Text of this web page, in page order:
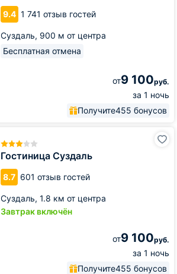
9.4 1 741 отзыв гостей
Суздаль, 900 м от центра
Бесплатная отмена
от9 100руб.
за 1 ночь
Получите455 бонусов
Гостиница Суздаль
8.7 601 отзыв гостей
Суздаль, 1.8 км от центра
Завтрак включён
от9 100руб.
за 1 ночь
Получите455 бонусов